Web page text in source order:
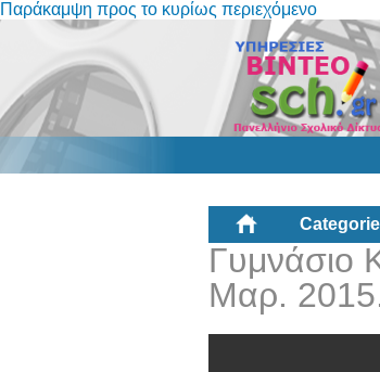
Παράκαμψη προς το κυρίως περιεχόμενο
Γυμνάσιο
Μαρ.